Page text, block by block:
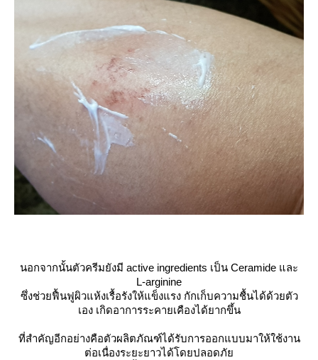
นอกจากนั้นตัวครีมยังมี active ingredients เป็น Ceramide และ
L-arginine
ซึ่งช่วยฟื้นฟูผิวแห้งเรื้อรังให้แข็งแรง กักเก็บความชื้นได้ด้วยตัว
เอง เกิดอาการระคายเคืองได้ยากขึ้น
ที่สำคัญอีกอย่างคือตัวผลิตภัณฑ์ได้รับการออกแบบมาให้ใช้งาน
ต่อเนื่องระยะยาวได้โดยปลอดภั